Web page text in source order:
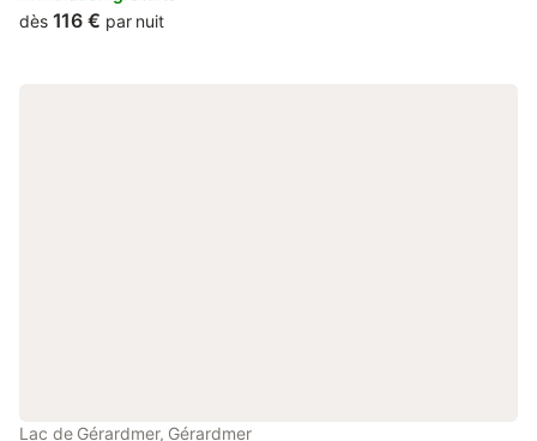
une terrasse avec transats parasol et barbecue . Boulangerie,
dès 116 € par nuit
Lac de Gérardmer, Gérardmer